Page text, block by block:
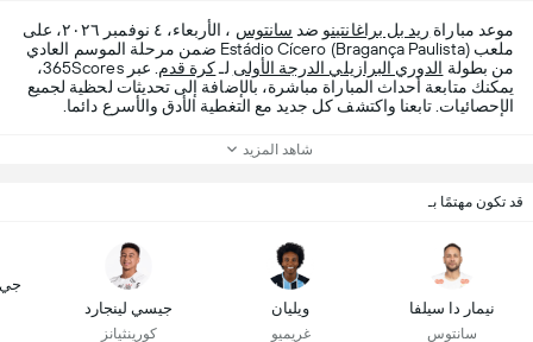
موعد مباراة ريد بل براغانتينو ضد سانتوس
، الأربعاء، ٤ نوفمبر ٢٠٢٦، على
ملعب Estádio Cícero (Bragança Paulista) ضمن مرحلة الموسم العادي
من بطولة الدوري البرازيلي الدرجة الأولى لـكرة قدم
. عبر 365Scores،
يمكنك متابعة أحداث المباراة مباشرة، بالإضافة إلى تحديثات لحظية لجميع
الإحصائيات. تابعنا واكتشف كل جديد مع التغطية الأدق والأسرع دائما.
شاهد المزيد
قد تكون مهتمًا بـ
نيمار دا سيلفا
سانتوس
ويليان
غريميو
جيسي لينجارد
كورينثيانز